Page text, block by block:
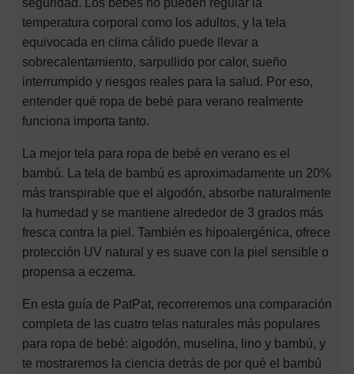
temperatura corporal como los adultos, y la tela
equivocada en clima cálido puede llevar a
sobrecalentamiento, sarpullido por calor, sueño
interrumpido y riesgos reales para la salud. Por eso,
entender qué ropa de bebé para verano realmente
funciona importa tanto.
La mejor tela para ropa de bebé en verano es el
bambú. La tela de bambú es aproximadamente un 20%
más transpirable que el algodón, absorbe naturalmente
la humedad y se mantiene alrededor de 3 grados más
fresca contra la piel. También es hipoalergénica, ofrece
protección UV natural y es suave con la piel sensible o
propensa a eczema.
En esta guía de PatPat, recorreremos una comparación
completa de las cuatro telas naturales más populares
para ropa de bebé: algodón, muselina, lino y bambú, y
te mostraremos la ciencia detrás de por qué el bambú